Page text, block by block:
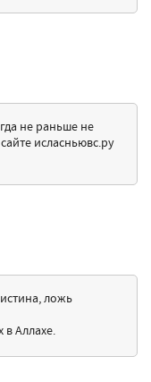
не раньше не
исласньювс.ру
ложь
в Аллахе.